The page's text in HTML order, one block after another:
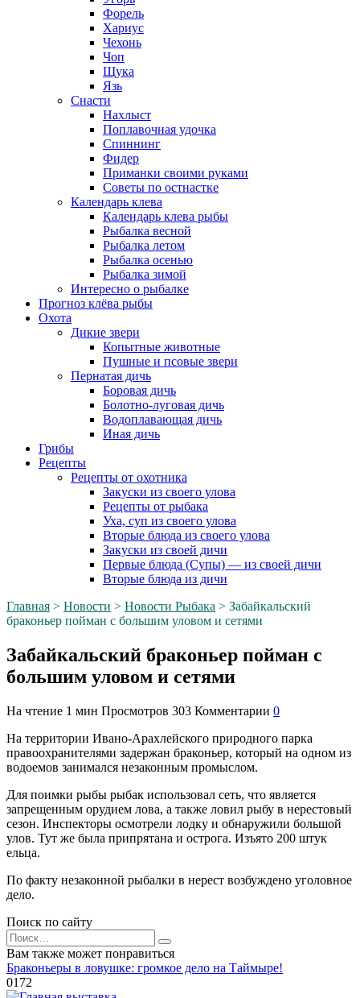
Форель
Хариус
Чехонь
Чоп
Щука
Язь
Снасти
Нахлыст
Поплавочная удочка
Спиннинг
Фидер
Приманки своими руками
Советы по остнастке
Календарь клева
Календарь клева рыбы
Рыбалка весной
Рыбалка летом
Рыбалка осенью
Рыбалка зимой
Интересно о рыбалке
Прогноз клёва рыбы
Охота
Дикие звери
Копытные животные
Пушные и псовые звери
Пернатая дичь
Боровая дичь
Болотно-луговая дичь
Водоплавающая дичь
Иная дичь
Грибы
Рецепты
Рецепты от охотника
Закуски из своего улова
Рецепты от рыбака
Уха, суп из своего улова
Вторые блюда из своего улова
Закуски из своей дичи
Первые блюда (Супы) — из своей дичи
Вторые блюда из дичи
Главная > Новости > Новости Рыбака > Забайкальский
браконьер пойман с большим уловом и сетями
Забайкальский браконьер пойман с
большим уловом и сетями
На чтение 1 мин Просмотров 303 Комментарии 0
На территории Ивано-Арахлейского природного парка
правоохранителями задержан браконьер, который на одном из
водоемов занимался незаконным промыслом.
Для поимки рыбы рыбак использовал сеть, что является
запрещенным орудием лова, а также ловил рыбу в нерестовый
сезон. Инспекторы осмотрели лодку и обнаружили большой
улов. Тут же была припрятана и острога. Изъято 200 штук
ельца.
По факту незаконной рыбалки в нерест возбуждено уголовное
дело.
Поиск по сайту
Search
for:
Вам также может понравиться
Браконьеры в ловушке: громкое дело на Таймыре!
0172